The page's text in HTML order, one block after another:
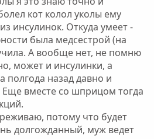
кот колол уколы ему
инсулинок. Откуда умеет -
была медсестрой (на
А вообще нет, не помню
может и инсулинки, а
полгода назад давно и
вместе со шприцом тогда
потому что будет
долгожданный, муж ведет